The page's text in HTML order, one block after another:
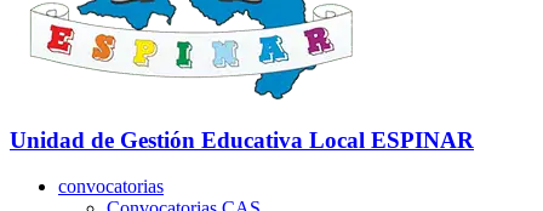
Unidad de Gestión Educativa Local ESPINAR
convocatorias